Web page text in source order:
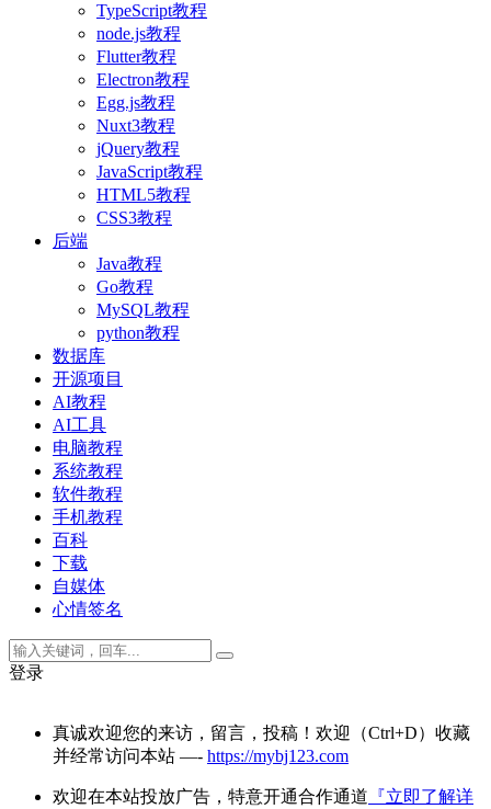
TypeScript教程
node.js教程
Flutter教程
Electron教程
Egg.js教程
Nuxt3教程
jQuery教程
JavaScript教程
HTML5教程
CSS3教程
后端
Java教程
Go教程
MySQL教程
python教程
数据库
开源项目
AI教程
AI工具
电脑教程
系统教程
软件教程
手机教程
百科
下载
自媒体
心情签名
登录
真诚欢迎您的来访，留言，投稿！欢迎（Ctrl+D）收藏
并经常访问本站 —- https://mybj123.com
欢迎在本站投放广告，特意开通合作通道 『立即了解详